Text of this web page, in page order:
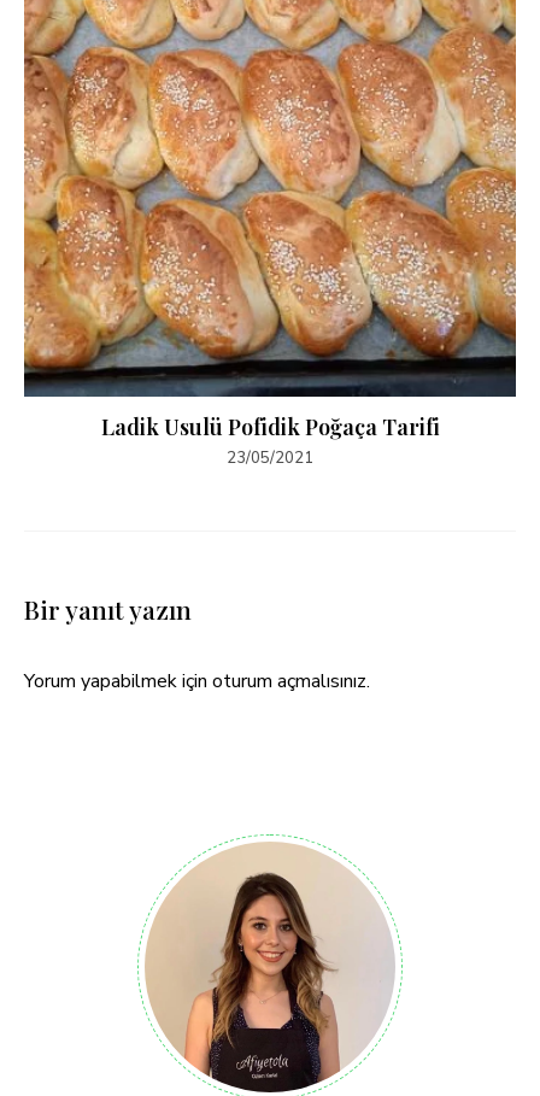
Ladik Usulü Pofidik Poğaça Tarifi
23/05/2021
Bir yanıt yazın
Yorum yapabilmek için oturum açmalısınız.